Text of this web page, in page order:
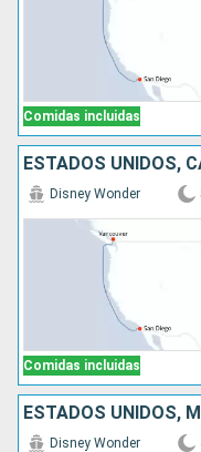
Comidas incluidas
ESTADOS UNIDOS,
Comidas incluidas
Disney Wonder
ESTADOS UNIDOS,
Disney Wonder